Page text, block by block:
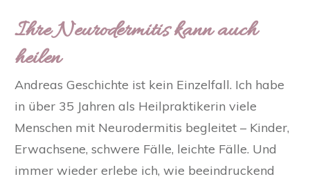
Ihre Neurodermitis kann auch
heilen
Andreas Geschichte ist kein Einzelfall. Ich habe
in über 35 Jahren als Heilpraktikerin viele
Menschen mit Neurodermitis begleitet – Kinder,
Erwachsene, schwere Fälle, leichte Fälle. Und
immer wieder erlebe ich, wie beeindruckend